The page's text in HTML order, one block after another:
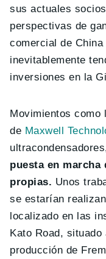
sus actuales
perspectivas de
comercial de
inevitablemente
inversiones en la
Movimientos como
de Maxwell
puesta en
propias. Unos
se estarían
localizado en las
Kato Road,
producción de